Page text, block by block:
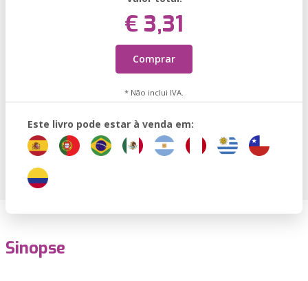
€ 3,31
Comprar
* Não inclui IVA.
Este livro pode estar à venda em:
Sinopse